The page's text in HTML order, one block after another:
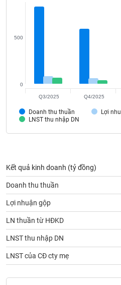
Doanh thu thuần
Lợi
LNST thu nhập DN
0
500
Q3/2025 Q4/2025
Kết quả kinh doanh (tỷ đồng)
Doanh thu thuần
Lợi nhuận gộp
LN thuần từ HĐKD
LNST thu nhập DN
LNST của CĐ cty mẹ
Tất cả
Bài
viết
tác
Báo
cáo
phân
tích
(-)
Thuật
ngữ
(-)